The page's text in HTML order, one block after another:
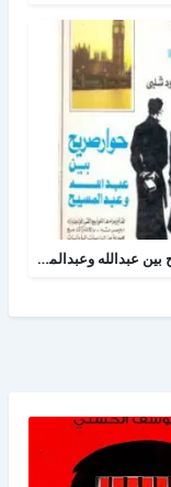
حوار صريح بين عبدالله وعبدالمسيح